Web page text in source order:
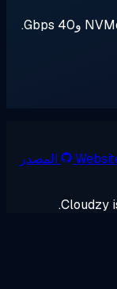
خطط VPS مُعدَّة مسبقًا على AMD EPYC وNVMe و40 Gbps.
المصدر